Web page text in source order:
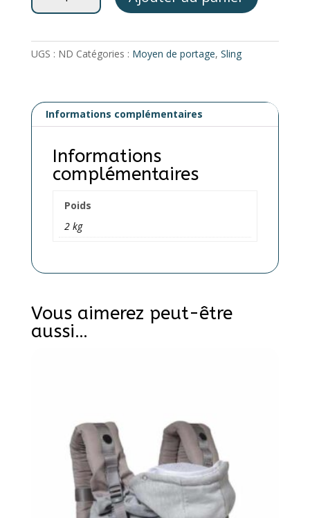
de
NEOBULLE
UGS : ND Catégories : Moyen de portage, Sling
Informations complémentaires
Informations
complémentaires
Poids
2 kg
Vous aimerez peut-être
aussi…